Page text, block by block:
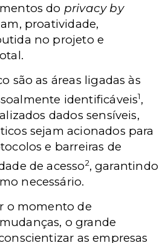
do privacy by
proatividade,
no projeto e
são as áreas ligadas às
identificáveis1,
dados sensíveis,
sejam acionados para
e barreiras de
de acesso2, garantindo
necessário.
o momento de
o grande
as empresas